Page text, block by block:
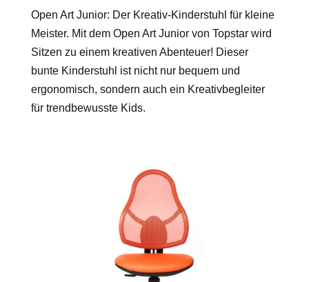
Open Art Junior: Der Kreativ-Kinderstuhl für kleine
Meister. Mit dem Open Art Junior von Topstar wird
Sitzen zu einem kreativen Abenteuer! Dieser
bunte Kinderstuhl ist nicht nur bequem und
ergonomisch, sondern auch ein Kreativbegleiter
für trendbewusste Kids.